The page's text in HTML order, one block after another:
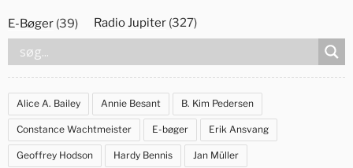
til
indhold
E-Bøger (39) Radio Jupiter (327)
Alice A. Bailey Annie Besant B. Kim Pedersen
Constance Wachtmeister E-bøger Erik Ansvang
Geoffrey Hodson Hardy Bennis Jan Müller